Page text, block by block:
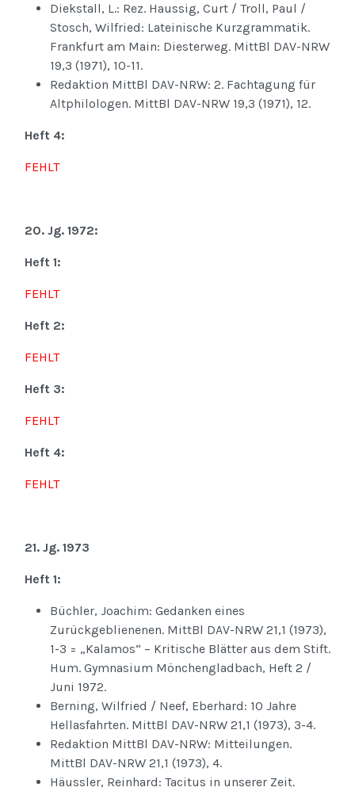
Diekstall, L.: Rez. Haussig, Curt / Troll, Paul /
Stosch, Wilfried: Lateinische Kurzgrammatik.
Frankfurt am Main: Diesterweg. MittBl DAV-NRW
19,3 (1971), 10-11.
Redaktion MittBl DAV-NRW: 2. Fachtagung für
Altphilologen. MittBl DAV-NRW 19,3 (1971), 12.
Heft 4:
FEHLT
20. Jg. 1972:
Heft 1:
FEHLT
Heft 2:
FEHLT
Heft 3:
FEHLT
Heft 4:
FEHLT
21. Jg. 1973
Heft 1:
Büchler, Joachim: Gedanken eines
Zurückgeblienenen. MittBl DAV-NRW 21,1 (1973),
1-3 = „Kalamos“ – Kritische Blätter aus dem Stift.
Hum. Gymnasium Mönchengladbach, Heft 2 /
Juni 1972.
Berning, Wilfried / Neef, Eberhard: 10 Jahre
Hellasfahrten. MittBl DAV-NRW 21,1 (1973), 3-4.
Redaktion MittBl DAV-NRW: Mitteilungen.
MittBl DAV-NRW 21,1 (1973), 4.
Häussler, Reinhard: Tacitus in unserer Zeit.